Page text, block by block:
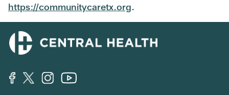
https://communitycaretx.org.